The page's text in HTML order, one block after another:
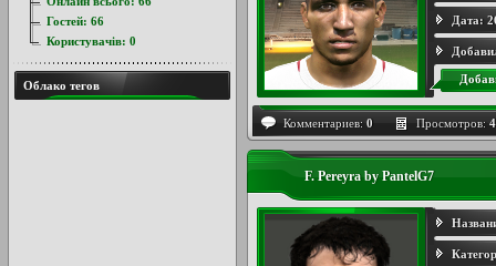
Дата:
Комментариев: 0 Просмотров:
F. Pereyra by PantelG7
Гостей: 66
Користувачів: 0
Облако тегов